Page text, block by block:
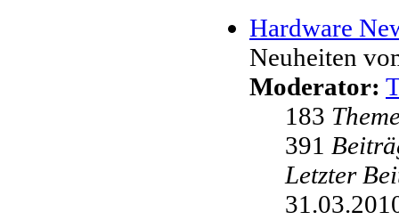
Hardware
Neuheiten
Moderator:
183
391
Letzter